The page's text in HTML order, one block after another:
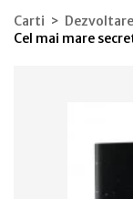
Carti >
Cel mai mare